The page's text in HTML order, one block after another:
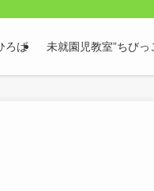
ろば 未就園児教室”ちび